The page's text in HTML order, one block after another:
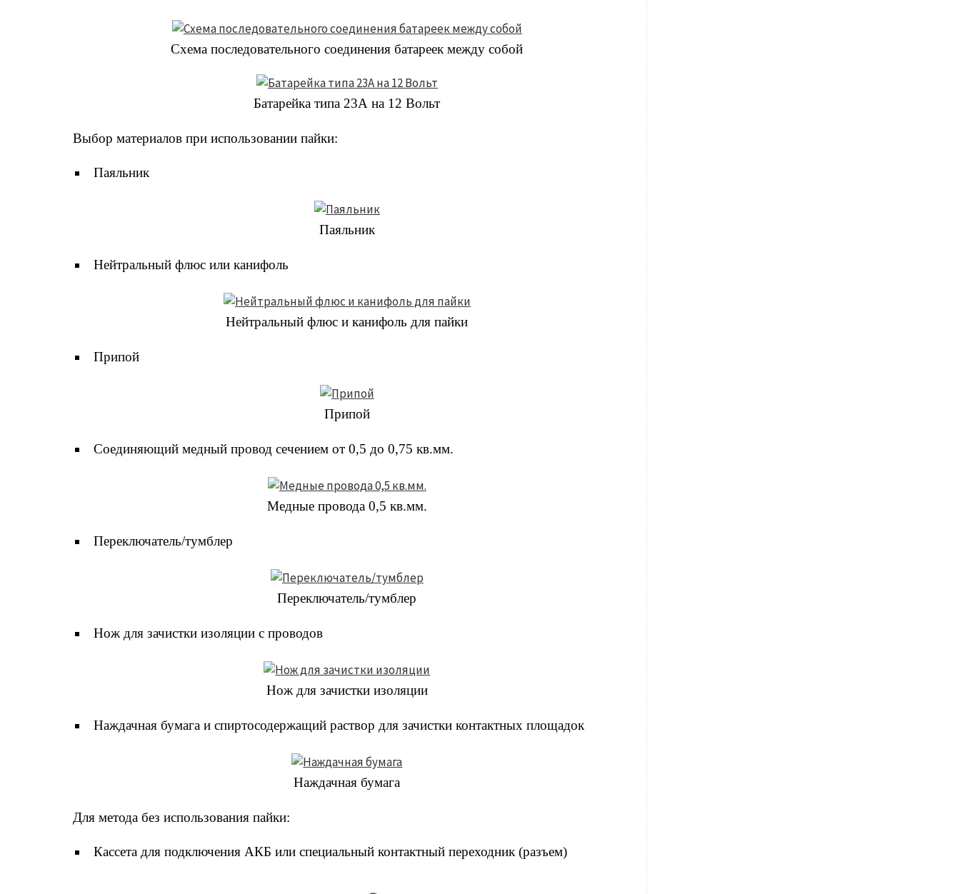
Схема последовательного соединения батареек между собой
Батарейка типа 23А на 12 Вольт
Выбор материалов при использовании пайки:
Паяльник
Паяльник
Нейтральный флюс или канифоль
Нейтральный флюс и канифоль для пайки
Припой
Припой
Соединяющий медный провод сечением от 0,5 до 0,75 кв.мм.
Медные провода 0,5 кв.мм.
Переключатель/тумблер
Переключатель/тумблер
Нож для зачистки изоляции с проводов
Нож для зачистки изоляции
Наждачная бумага и спиртосодержащий раствор для зачистки контактных площадок
Наждачная бумага
Для метода без использования пайки:
Кассета для подключения АКБ или специальный контактный переходник (разъем)